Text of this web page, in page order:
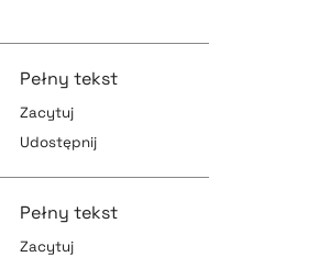
pobierz cytat
pobierz cytat
Pełny tekst
Zacytuj
Udostępnij
Pełny tekst
Zacytuj